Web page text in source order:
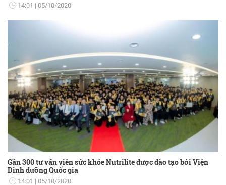
14:01 05/10/2020
Gần 300 tư vấn viên sức khỏe Nutrilite được đào tạo bởi Viện
Dinh dưỡng Quốc gia
14:01 05/10/2020